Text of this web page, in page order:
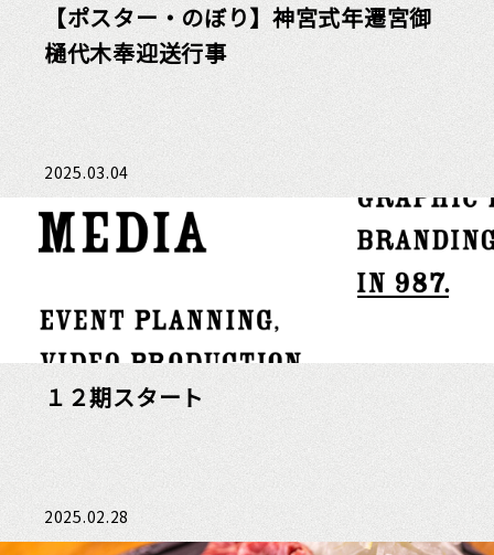
【ポスター・のぼり】神宮式年遷宮御
樋代木奉迎送行事
2025.03.04
１２期スタート
2025.02.28